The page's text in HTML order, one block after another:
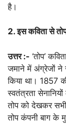
है।
2. इस कविता से
उत्तर :- ‘तोप’
जमाने में अंग्रेजों ने
किया था। 1857
स्वतंत्रता
तोप को देखकर
तोप कंपनी बाग के